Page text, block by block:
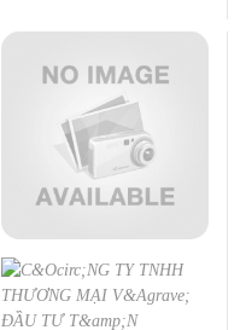
biệt phổ biến trong nghiên